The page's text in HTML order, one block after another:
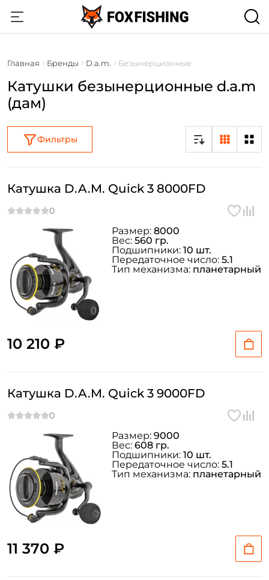
Главная Бренды D.a.m. Безынерционные
Катушки безынерционные d.a.m
(дам)
Фильтры
Катушка D.A.M. Quick 3 8000FD
10 210 ₽
Размер: 8000
Вес: 560 гр.
Подшипники: 10 шт.
Передаточное число: 5.1
Тип механизма: планетарный
Катушка D.A.M. Quick 3 9000FD
11 370 ₽
Размер: 9000
Вес: 608 гр.
Подшипники: 10 шт.
Передаточное число: 5.1
Тип механизма: планетарный